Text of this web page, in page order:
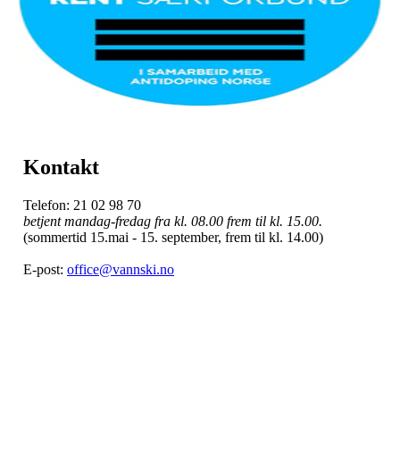
Kontakt
Telefon: 21 02 98 70
betjent mandag-fredag fra kl. 08.00 frem til kl. 15.00.
(sommertid 15.mai - 15. september, frem til kl. 14.00)
E-post: office@vannski.no